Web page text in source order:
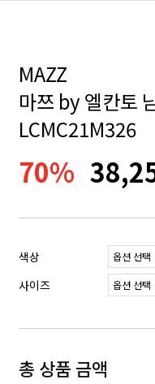
MAZZ
마쯔 by 엘칸토
LCMC21M326
70%
색상
사이즈
총 상품 금액